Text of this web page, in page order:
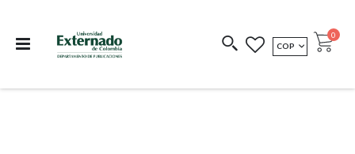
COEDICIONES REDIMIR CÓDIGO
MONEDA
COP Cart
0